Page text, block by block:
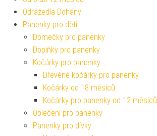
Odrážedla Dohány
Panenky pro děti
Domečky pro panenky
Doplňky pro panenky
Kočárky pro panenky
Dřevěné kočárky pro panenky
Kočárky od 18 měsíců
Kočárky pro panenky od 12 měsíců
Oblečení pro panenky
Panenky pro dívky